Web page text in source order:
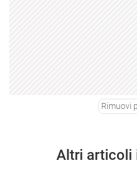
Rimuovi
Altri articoli